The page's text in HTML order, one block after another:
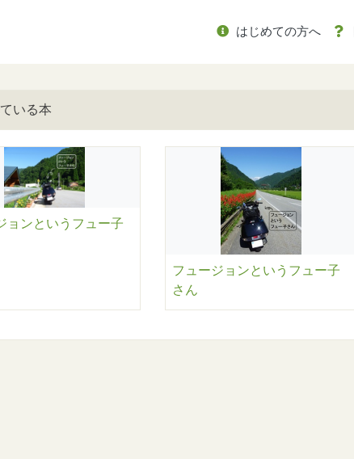
はじめての方へ
いる本
ョンというフュー子
フュージョンというフュー子
さん